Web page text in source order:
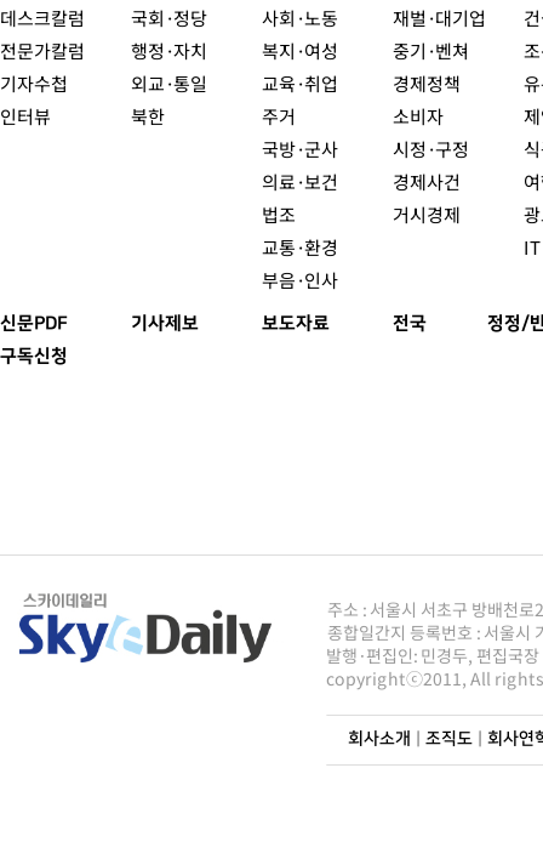
데스크칼럼
전문가칼럼
기자수첩
인터뷰
국회·정당
행정·자치
외교·통일
북한
사회·노동
복지·여성
교육·취업
주거
국방·군사
의료·보건
법조
교통·환경
부음·인사
재벌·대기업
중기·벤쳐
경제정책
소비자
시정·구정
경제사건
거시경제
신문PDF
구독신청
기사제보 보도자료 전국 정정/
주소 : 서울시 서초구 방배천
종합일간지 등록번호 : 서울
발행·편집인: 민경두, 편집국
copyrightⓒ2011, All rights
회사소개 |조직도 |회사연